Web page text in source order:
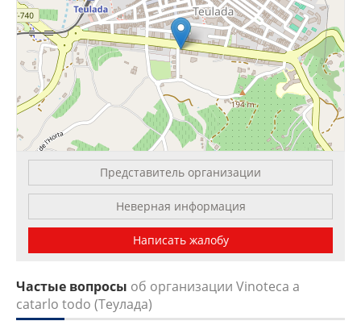
Leaflet| OSM Mapnik
Представитель организации
Неверная информация
Написать жалобу
Частые вопросы об организации Vinoteca a
catarlo todo (Теулада)